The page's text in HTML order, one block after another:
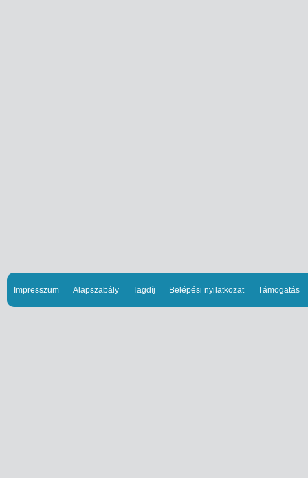
Impresszum Alapszabály Tagdíj Belépési nyilatkozat Támogatás